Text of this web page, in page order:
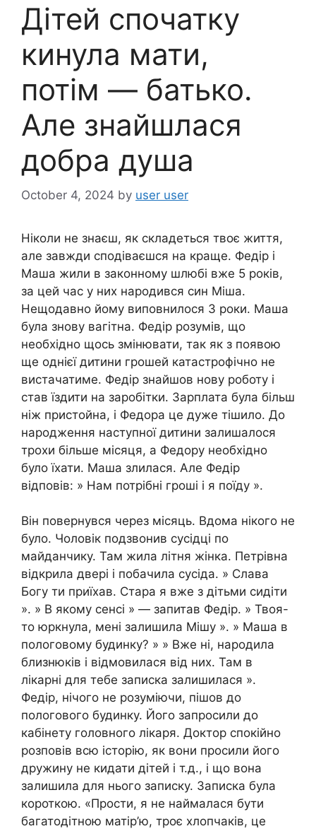
Дітей спочатку
кинула мати,
потім — батько.
Але знайшлася
добра душа
October 4, 2024 by user user
Ніколи не знаєш, як складеться твоє життя,
але завжди сподіваєшся на краще. Федір і
Маша жили в законному шлюбі вже 5 років,
за цей час у них народився син Міша.
Нещодавно йому виповнилося 3 роки. Маша
була знову вагітна. Федір розумів, що
необхідно щось змінювати, так як з появою
ще однієї дитини грошей катастрофічно не
вистачатиме. Федір знайшов нову роботу і
став їздити на заробітки. Зарплата була більш
ніж пристойна, і Федора це дуже тішило. До
народження наступної дитини залишалося
трохи більше місяця, а Федору необхідно
було їхати. Маша злилася. Але Федір
відповів: » Нам потрібні гроші і я поїду ».
Він повернувся через місяць. Вдома нікого не
було. Чоловік подзвонив сусідці по
майданчику. Там жила літня жінка. Петрівна
відкрила двері і побачила сусіда. » Слава
Богу ти приїхав. Стара я вже з дітьми сидіти
». » В якому сенсі » — запитав Федір. » Твоя-
то юркнула, мені залишила Мішу ». » Маша в
пологовому будинку? » » Вже ні, народила
близнюків і відмовилася від них. Там в
лікарні для тебе записка залишилася ».
Федір, нічого не розуміючи, пішов до
пологового будинку. Його запросили до
кабінету головного лікаря. Доктор спокійно
розповів всю історію, як вони просили його
дружину не кидати дітей і т.д., і що вона
залишила для нього записку. Записка була
короткою. «Прости, я не наймалася бути
багатодітною матір’ю, троє хлопчаків, це